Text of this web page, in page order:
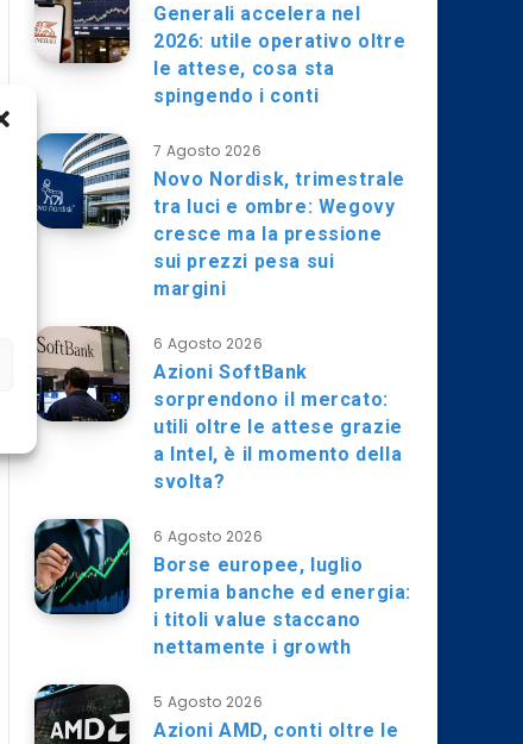
Generali accelera nel
2026: utile operativo oltre
le attese, cosa sta
spingendo i conti
7 Agosto 2026
Novo Nordisk, trimestrale
tra luci e ombre: Wegovy
cresce ma la pressione
sui prezzi pesa sui
margini
6 Agosto 2026
Azioni SoftBank
sorprendono il mercato:
utili oltre le attese grazie
a Intel, è il momento della
svolta?
6 Agosto 2026
Borse europee, luglio
premia banche ed energia:
i titoli value staccano
nettamente i growth
5 Agosto 2026
Azioni AMD, conti oltre le